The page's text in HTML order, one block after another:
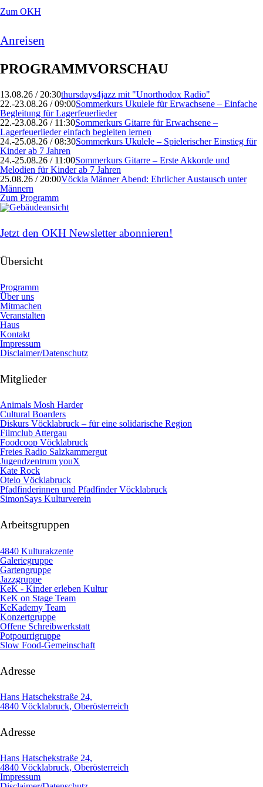
Zum OKH
Anreisen
PROGRAMMVORSCHAU
13.08.26 / 20:30thursdays4jazz mit "Unorthodox Radio"
22.-23.08.26 / 09:00Sommerkurs Ukulele für Erwachsene – Einfache
Begleitung für Lagerfeuerlieder
22.-23.08.26 / 11:30Sommerkurs Gitarre für Erwachsene –
Lagerfeuerlieder einfach begleiten lernen
24.-25.08.26 / 08:30Sommerkurs Ukulele – Spielerischer Einstieg für
Kinder ab 7 Jahren
24.-25.08.26 / 11:00Sommerkurs Gitarre – Erste Akkorde und
Melodien für Kinder ab 7 Jahren
25.08.26 / 20:00Vöckla Männer Abend: Ehrlicher Austausch unter
Männern
Zum Programm
Jetzt den OKH Newsletter abonnieren!
Übersicht
Programm
Über uns
Mitmachen
Veranstalten
Haus
Kontakt
Impressum
Disclaimer/Datenschutz
Mitglieder
Animals Mosh Harder
Cultural Boarders
Diskurs Vöcklabruck – für eine solidarische Region
Filmclub Attergau
Foodcoop Vöcklabruck
Freies Radio Salzkammergut
Jugendzentrum youX
Kate Rock
Otelo Vöcklabruck
Pfadfinderinnen und Pfadfinder Vöcklabruck
SimonSays Kulturverein
Arbeitsgruppen
4840 Kulturakzente
Galeriegruppe
Gartengruppe
Jazzgruppe
KeK - Kinder erleben Kultur
KeK on Stage Team
KeKademy Team
Konzertgruppe
Offene Schreibwerkstatt
Potpourrigruppe
Slow Food-Gemeinschaft
Adresse
Hans Hatschekstraße 24,
4840 Vöcklabruck, Oberösterreich
Adresse
Hans Hatschekstraße 24,
4840 Vöcklabruck, Oberösterreich
Impressum